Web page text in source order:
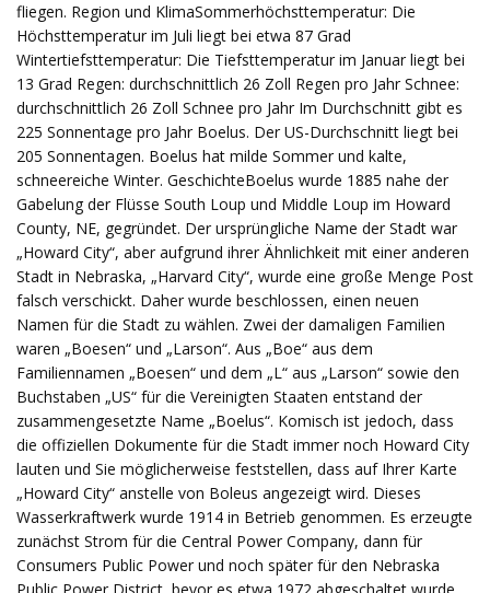
fliegen. Region und KlimaSommerhöchsttemperatur: Die
Höchsttemperatur im Juli liegt bei etwa 87 Grad
Wintertiefsttemperatur: Die Tiefsttemperatur im Januar liegt bei
13 Grad Regen: durchschnittlich 26 Zoll Regen pro Jahr Schnee:
durchschnittlich 26 Zoll Schnee pro Jahr Im Durchschnitt gibt es
225 Sonnentage pro Jahr Boelus. Der US-Durchschnitt liegt bei
205 Sonnentagen. Boelus hat milde Sommer und kalte,
schneereiche Winter. GeschichteBoelus wurde 1885 nahe der
Gabelung der Flüsse South Loup und Middle Loup im Howard
County, NE, gegründet. Der ursprüngliche Name der Stadt war
„Howard City“, aber aufgrund ihrer Ähnlichkeit mit einer anderen
Stadt in Nebraska, „Harvard City“, wurde eine große Menge Post
falsch verschickt. Daher wurde beschlossen, einen neuen
Namen für die Stadt zu wählen. Zwei der damaligen Familien
waren „Boesen“ und „Larson“. Aus „Boe“ aus dem
Familiennamen „Boesen“ und dem „L“ aus „Larson“ sowie den
Buchstaben „US“ für die Vereinigten Staaten entstand der
zusammengesetzte Name „Boelus“. Komisch ist jedoch, dass
die offiziellen Dokumente für die Stadt immer noch Howard City
lauten und Sie möglicherweise feststellen, dass auf Ihrer Karte
„Howard City“ anstelle von Boleus angezeigt wird. Dieses
Wasserkraftwerk wurde 1914 in Betrieb genommen. Es erzeugte
zunächst Strom für die Central Power Company, dann für
Consumers Public Power und noch später für den Nebraska